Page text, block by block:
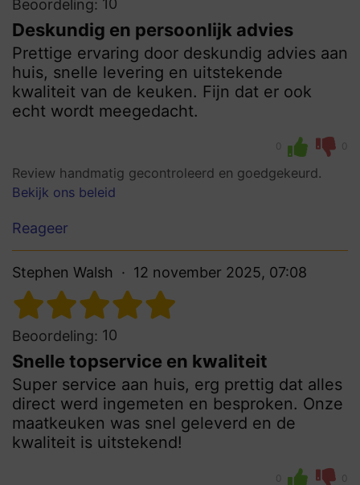
Beoordeling: 10
Deskundig en persoonlijk advies
Prettige ervaring door deskundig advies aan
huis, snelle levering en uitstekende
kwaliteit van de keuken. Fijn dat er ook
echt wordt meegedacht.
0 0
Review handmatig gecontroleerd en goedgekeurd.
Bekijk ons beleid
Reageer
Stephen Walsh 12 november 2025, 07:08
Beoordeling: 10
Snelle topservice en kwaliteit
Super service aan huis, erg prettig dat alles
direct werd ingemeten en besproken. Onze
maatkeuken was snel geleverd en de
kwaliteit is uitstekend!
0 0